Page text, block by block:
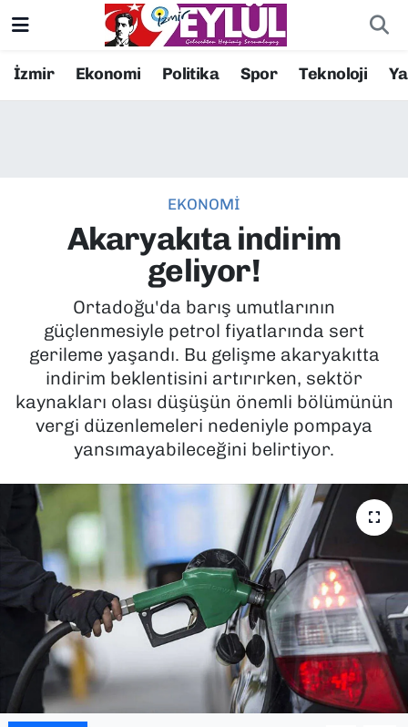
İzmir Ekonomi Politika Spor Teknoloji
EKONOMİ
Akaryakıta indirim
geliyor!
Ortadoğu'da barış umutlarının
güçlenmesiyle petrol fiyatlarında sert
gerileme yaşandı. Bu gelişme akaryakıtta
indirim beklentisini artırırken, sektör
kaynakları olası düşüşün önemli bölümünün
vergi düzenlemeleri nedeniyle pompaya
yansımayabileceğini belirtiyor.
Resmi İlanlar
EKONOMİ
KÜLTÜR SANAT
MAGAZİN
POLİTİKA
SAĞLIK
SPOR
YAŞAM
YEREL YÖNETİMLER
Konak Nöbetçi Eczaneler
Süper Lig Puan Durumu ve Fikstür
Tüm Manşetler
Son Dakika Haberleri
Haber Arşivi